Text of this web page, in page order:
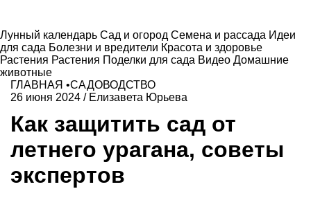
Лунный календарь Сад и огород Семена и рассада Идеи
для сада Болезни и вредители Красота и здоровье
Растения Растения Поделки для сада Видео Домашние
животные
ГЛАВНАЯ •САДОВОДСТВО
26 июня 2024 / Елизавета Юрьева
Как защитить сад от
летнего урагана, советы
экспертов